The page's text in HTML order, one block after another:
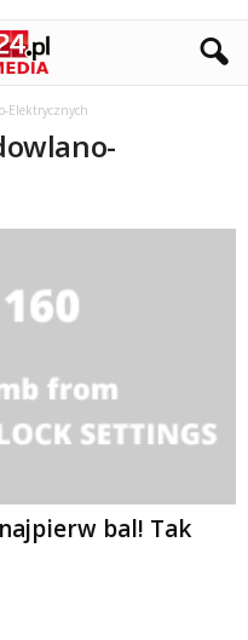
Elektrycznych
bal! Tak